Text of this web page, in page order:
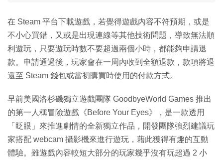
在 Steam 平台下載遊戲，若覺得遊戲內容不符預期，或是
不小心買錯，又或是出現連線等其他技術問題，導致無法順
利遊玩，只要遊玩時數不要超過兩個小時，都能夠申請退
款。申請通過後，玩家會在一周內收到全額退款，款項將退
還至 Steam 錢包或當初購買時使用的付款方式。
早前美國洛杉磯獨立遊戲團隊 GoodbyeWorld Games 推出
的第一人稱冒險遊戲《Before Your Eyes》，是一款透用
「眨眼」來推進劇情的全新獨立作品，開發團隊強烈建議玩
家搭配 webcam 攝影機來進行遊玩，藉此獲得有趣的互動
體驗。雖遊戲內容較短大部分的玩家幾乎沒有玩超過 2 小